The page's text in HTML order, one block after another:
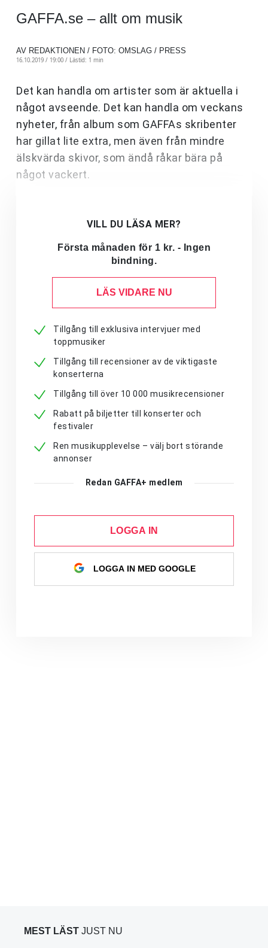
GAFFA.se – allt om musik
AV REDAKTIONEN / FOTO: OMSLAG / PRESS
16.10.2019 / 19:00 / Lästid: 1 min
Det kan handla om artister som är aktuella i
något avseende. Det kan handla om veckans
nyheter, från album som GAFFAs skribenter
har gillat lite extra, men även från mindre
älskvärda skivor, som ändå råkar bära på
något vackert.
VILL DU LÄSA MER?
Första månaden för 1 kr. - Ingen
bindning.
LÄS VIDARE NU
Tillgång till exklusiva intervjuer med
toppmusiker
Tillgång till recensioner av de viktigaste
konserterna
Tillgång till över 10 000 musikrecensioner
Rabatt på biljetter till konserter och
festivaler
Ren musikupplevelse – välj bort störande
annonser
Redan GAFFA+ medlem
LOGGA IN
LOGGA IN MED GOOGLE
MEST LÄST JUST NU